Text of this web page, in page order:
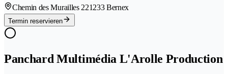
Chemin des Murailles 221233 Bernex
Termin reservieren
Panchard Multimédia L'Arolle Production